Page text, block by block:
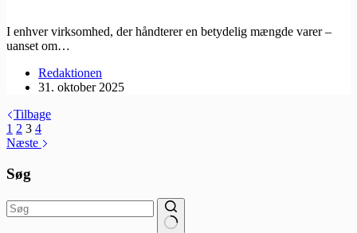
I enhver virksomhed, der håndterer en betydelig mængde varer –
uanset om…
Redaktionen
31. oktober 2025
Tilbage
1 2 3 4
Næste
Søg